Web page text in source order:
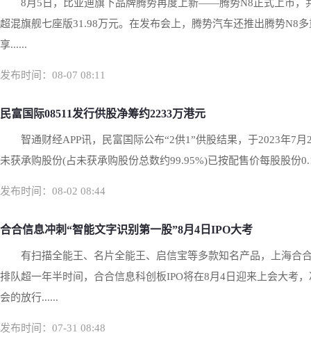
8月5日，比亚迪旗下品牌腾势再度上新——腾势N8正式上市，
超混旗舰七座版31.98万元。在发布会上，腾势汽车还推出腾势N8
享......
发布时间：08-07 08:11
民富国际08511发行供股净筹约2233万港元
智通财经APP讯，民富国际公布“2供1”供股结果，于2023年7
未获承购股份(占未获承购股份总数约99.95%)已按配售价每股股份
发布时间：08-02 08:44
合合信息冲刺“智能文字识别第一股”8月4日IPO大考
有扫描全能王、名片全能王、启信宝等多款知名产品，上海合
排队超一年半时间，合合信息科创板IPO将在8月4日迎来上会大考
会的放行......
发布时间：07-31 08:48